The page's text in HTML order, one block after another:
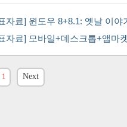
자료] 윈도우 8+8.1: 옛날 이야
자료] 모바일+데스크톱+앱마
1 Next